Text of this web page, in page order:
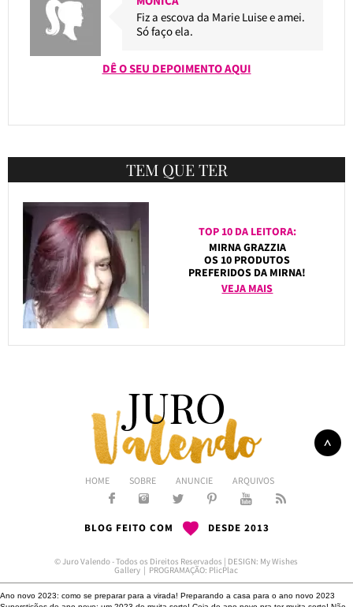
Fiz a escova da Marie Luise e amei.
Só faço ela.
DÊ O SEU DEPOIMENTO AQUI
TEM QUE TER
TOP 10 DA LEITORA:
MIRNA GRAZZIA
OS 10 PRODUTOS
PREFERIDOS DA MIRNA!
VEJA MAIS
HOME SOBRE ANUNCIE ARQUIVOS
BLOG FEITO COM DESDE 2013
© Juro Valendo - Todos os Direitos Reservados | DESIGN: My Wishes
Gallery | PROGRAMAÇÃO: PlicPlac
Ano novo 2023: como se preparar para a virada! Preparando a casa para o ano novo 2023